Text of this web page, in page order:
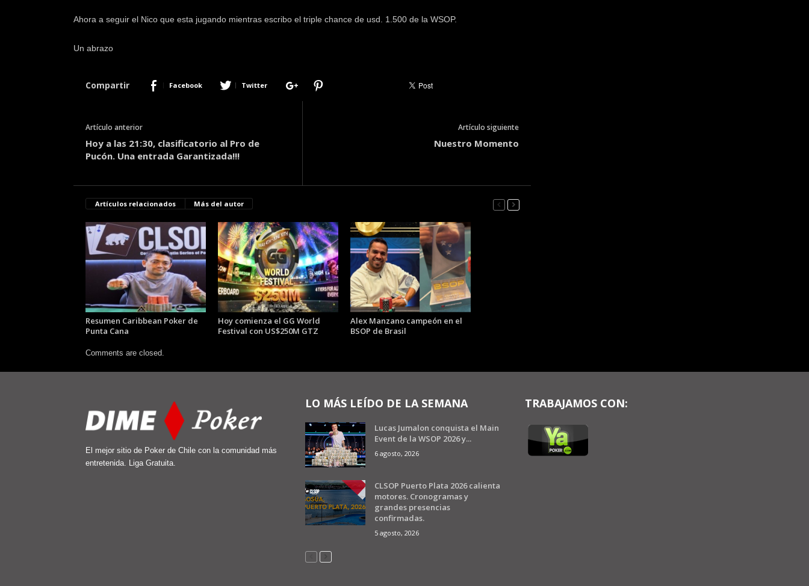
Ahora a seguir el Nico que esta jugando mientras escribo el triple chance de usd. 1.500 de la WSOP.
Un abrazo
Compartir Facebook Twitter
Artículo anterior
Hoy a las 21:30, clasificatorio al Pro de
Pucón. Una entrada Garantizada!!!
Artículo siguiente
Nuestro Momento
Artículos relacionados Más del autor
Resumen Caribbean Poker de
Punta Cana
Hoy comienza el GG World
Festival con US$250M GTZ
Alex Manzano campeón en el
BSOP de Brasil
Comments are closed.
El mejor sitio de Poker de Chile con la comunidad más
entretenida. Liga Gratuita.
LO MÁS LEÍDO DE LA SEMANA
Lucas Jumalon conquista el Main
Event de la WSOP 2026 y...
6 agosto, 2026
CLSOP Puerto Plata 2026 calienta
motores. Cronogramas y
grandes presencias
confirmadas.
5 agosto, 2026
TRABAJAMOS CON: